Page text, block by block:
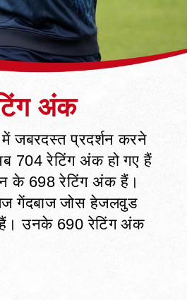
रेटिंग अंक
जबरदस्त प्रदर्शन करने
704 रेटिंग अंक हो गए हैं
के 698 रेटिंग अंक हैं।
गेंदबाज जोस हेजलवुड
हैं। उनके 690 रेटिंग अंक